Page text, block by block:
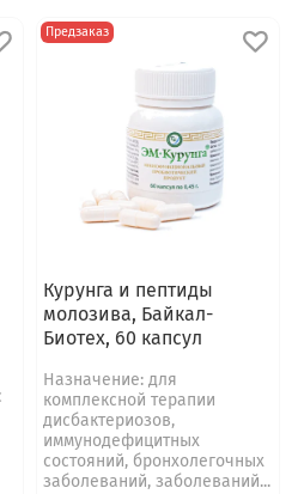
Предзаказ
Курунга и пептиды
молозива, Байкал-
Биотех, 60 капсул
Назначение: для
комплексной терапии
дисбактериозов,
иммунодефицитных
состояний, бронхолегочных
заболеваний, заболеваний...